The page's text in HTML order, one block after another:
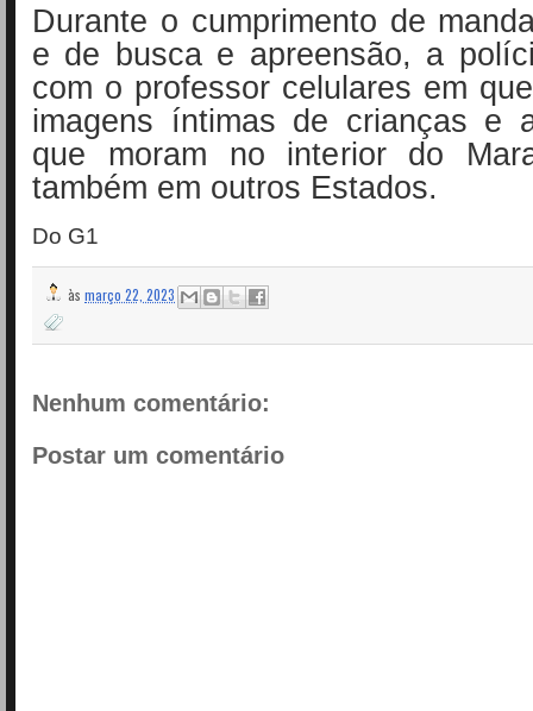
Durante o cumprimento de
e de busca e apreensão, a
com o professor celulares em
imagens íntimas de crianças e
que moram no interior do
também em outros Estados.
Do G1
às março 22, 2023
Nenhum comentário:
Postar um comentário